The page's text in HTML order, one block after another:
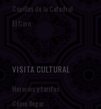
Capillas de la Catedral
El Coro
VISITA CULTURAL
Horarios y tarifas
Cómo llegar